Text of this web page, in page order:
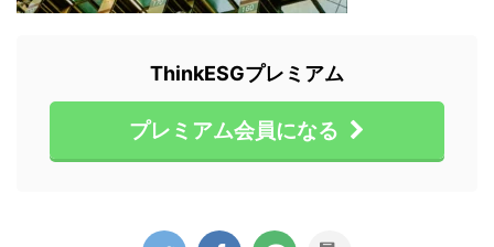
ThinkESGプレミアム
プレミアム会員になる